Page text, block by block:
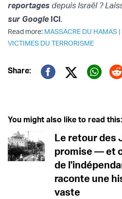
reportages depuis Israël ?
sur Google ICI.
Read more: MASSACRE DU HAMAS |
VICTIMES DU TERRORISME
Share:
Twitter (X)
You might also like to read this:
Le retour des
promise — et
de
raconte une
vaste